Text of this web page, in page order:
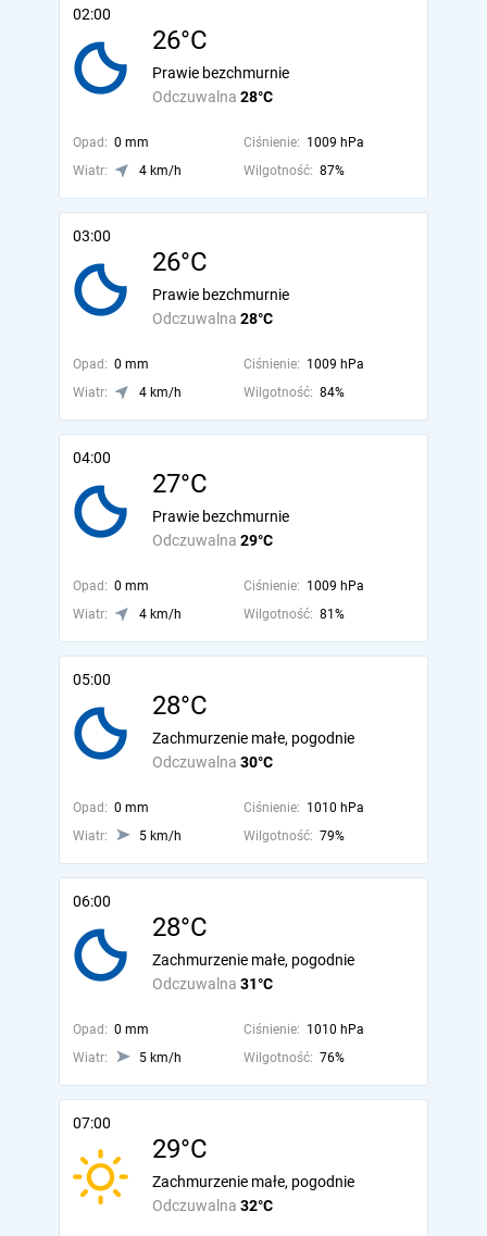
02:00
26°C
Odczuwalna 28°C
Prawie bezchmurnie
Opad: 0 mm Ciśnienie: 1009 hPa
Wiatr:
4 km/h Wilgotność: 87%
03:00
26°C
Odczuwalna 28°C
Prawie bezchmurnie
Opad: 0 mm Ciśnienie: 1009 hPa
Wiatr:
4 km/h Wilgotność: 84%
04:00
27°C
Odczuwalna 29°C
Prawie bezchmurnie
Opad: 0 mm Ciśnienie: 1009 hPa
Wiatr:
4 km/h Wilgotność: 81%
05:00
28°C
Odczuwalna 30°C
Zachmurzenie małe, pogodnie
Opad: 0 mm Ciśnienie: 1010 hPa
Wiatr:
5 km/h Wilgotność: 79%
06:00
28°C
Odczuwalna 31°C
Zachmurzenie małe, pogodnie
Opad: 0 mm Ciśnienie: 1010 hPa
Wiatr:
5 km/h Wilgotność: 76%
07:00
29°C
Odczuwalna 32°C
Zachmurzenie małe, pogodnie